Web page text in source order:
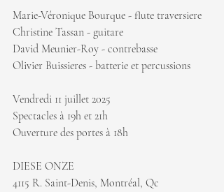
Marie-Véronique Bourque - flute traversiere
Christine Tassan - guitare
David Meunier-Roy - contrebasse
Olivier Buissieres - batterie et percussions
Vendredi 11 juillet 2025
Spectacles à 19h et 21h
Ouverture des portes à 18h
DIESE ONZE
4115 R. Saint-Denis, Montréal, Qc